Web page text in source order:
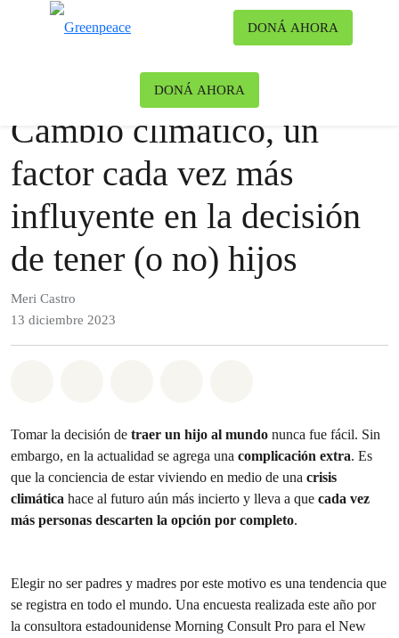
DONÁ AHORA
DONÁ AHORA
Clima y Energía | Sustentabilidad
Cambio climático, un
factor cada vez más
influyente en la decisión
de tener (o no) hijos
Meri Castro
13 diciembre 2023
Tomar la decisión de traer un hijo al mundo nunca fue fácil. Sin
embargo, en la actualidad se agrega una complicación extra. Es
que la conciencia de estar viviendo en medio de una crisis
climática hace al futuro aún más incierto y lleva a que cada vez
más personas descarten la opción por completo.
Elegir no ser padres y madres por este motivo es una tendencia que
se registra en todo el mundo. Una encuesta realizada este año por
la consultora estadounidense Morning Consult Pro para el New